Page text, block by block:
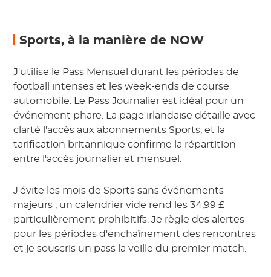
Sports, à la manière de NOW
J'utilise le Pass Mensuel durant les périodes de
football intenses et les week-ends de course
automobile. Le Pass Journalier est idéal pour un
événement phare. La page irlandaise détaille avec
clarté l'accès aux abonnements Sports, et la
tarification britannique confirme la répartition
entre l'accès journalier et mensuel.
J'évite les mois de Sports sans événements
majeurs ; un calendrier vide rend les 34,99 £
particulièrement prohibitifs. Je règle des alertes
pour les périodes d'enchaînement des rencontres
et je souscris un pass la veille du premier match.